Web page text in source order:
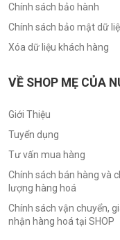
Chính sách bảo hành
Chính sách bảo mật dữ
Xóa dữ liệu khách hàng
VỀ SHOP MẸ CỦA
Giới Thiệu
Tuyển dụng
Tư vấn mua hàng
Chính sách bán hàng và
lượng hàng hoá
Chính sách vận chuyển,
nhận hàng hoá tại SHOP